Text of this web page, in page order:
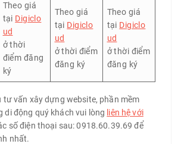
Theo giá
tại Digiclo
ud
ở thời
điểm đăng
ký
Theo giá
tại Digiclo
ud
ở thời điểm
đăng ký
Theo giá
tại Digiclo
ud
ở thời điểm
đăng ký
tư vấn xây dựng website, phần mềm
di động quý khách vui lòng liên hệ với
số điện thoại sau: 0918.60.39.69 để
nhất.